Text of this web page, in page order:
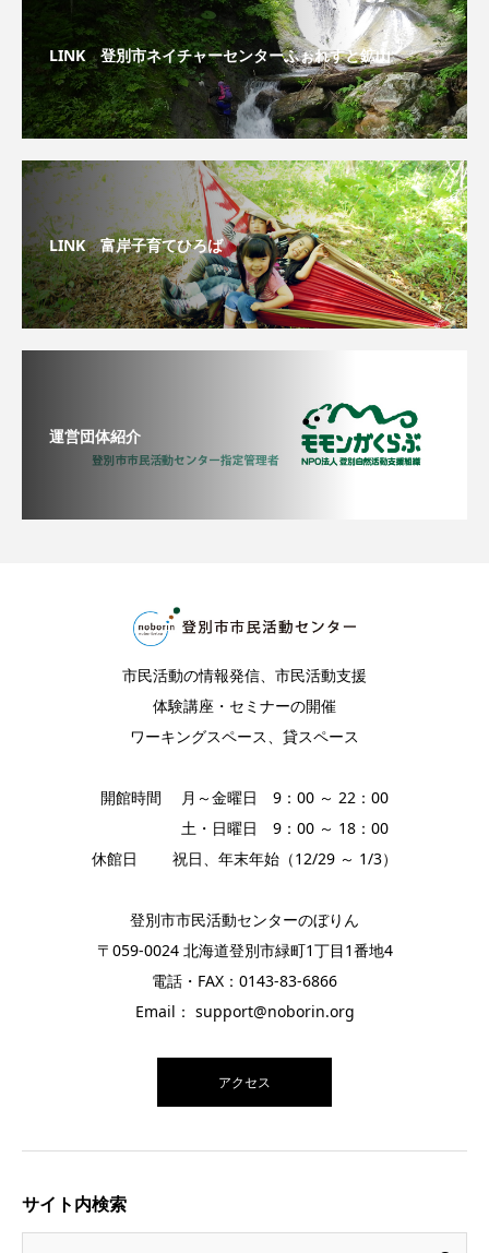
LINK 登別市ネイチャーセンターふぉれすと鉱山
LINK 富岸子育てひろば
運営団体紹介
市民活動の情報発信、市民活動支援
体験講座・セミナーの開催
ワーキングスペース、貸スペース
開館時間 月～金曜日 9：00 ～ 22：00
土・日曜日 9：00 ～ 18：00
休館日 祝日、年末年始（12/29 ～ 1/3）
登別市市民活動センターのぼりん
〒059-0024 北海道登別市緑町1丁目1番地4
電話・FAX：0143-83-6866
Email： support@noborin.org
アクセス
サイト内検索